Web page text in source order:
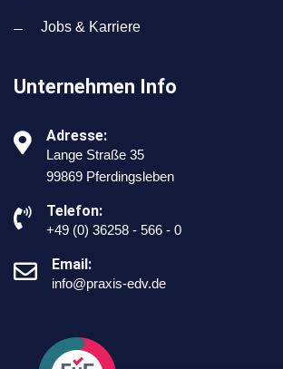
Jobs & Karriere
Unternehmen Info
Adresse:
Lange Straße 35
99869 Pferdingsleben
Telefon:
+49 (0) 36258 - 566 - 0
Email:
info@praxis-edv.de